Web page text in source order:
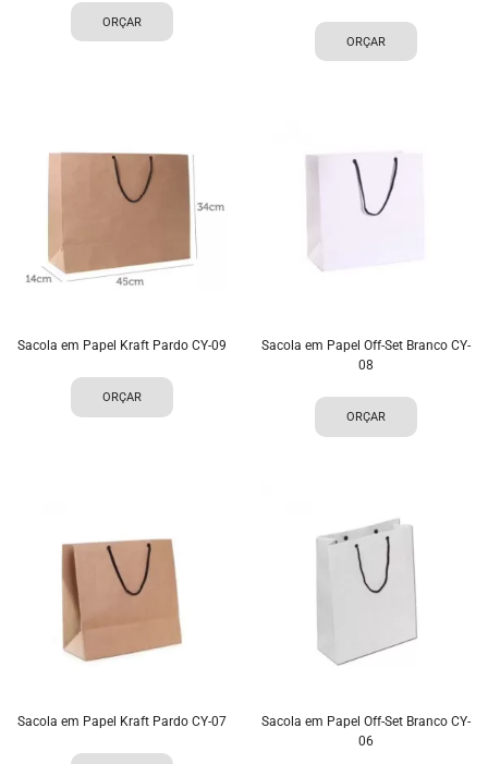
ORÇAR
ORÇAR
Sacola em Papel Kraft Pardo CY-09
ORÇAR
Sacola em Papel Off-Set Branco CY-
08
ORÇAR
Sacola em Papel Kraft Pardo CY-07
Sacola em Papel Off-Set Branco CY-
06